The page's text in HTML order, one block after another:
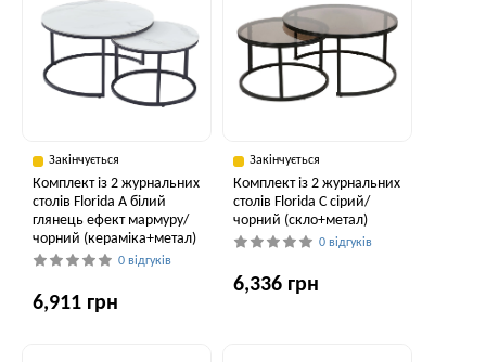
Закінчується
Комплект із 2 журнальних
столів Florida A білий
глянець ефект мармуру/
чорний (кераміка+метал)
0 відгуків
6,911 грн
Закінчується
Комплект із 2 журнальних
столів Florida C сірий/
чорний (скло+метал)
0 відгуків
6,336 грн